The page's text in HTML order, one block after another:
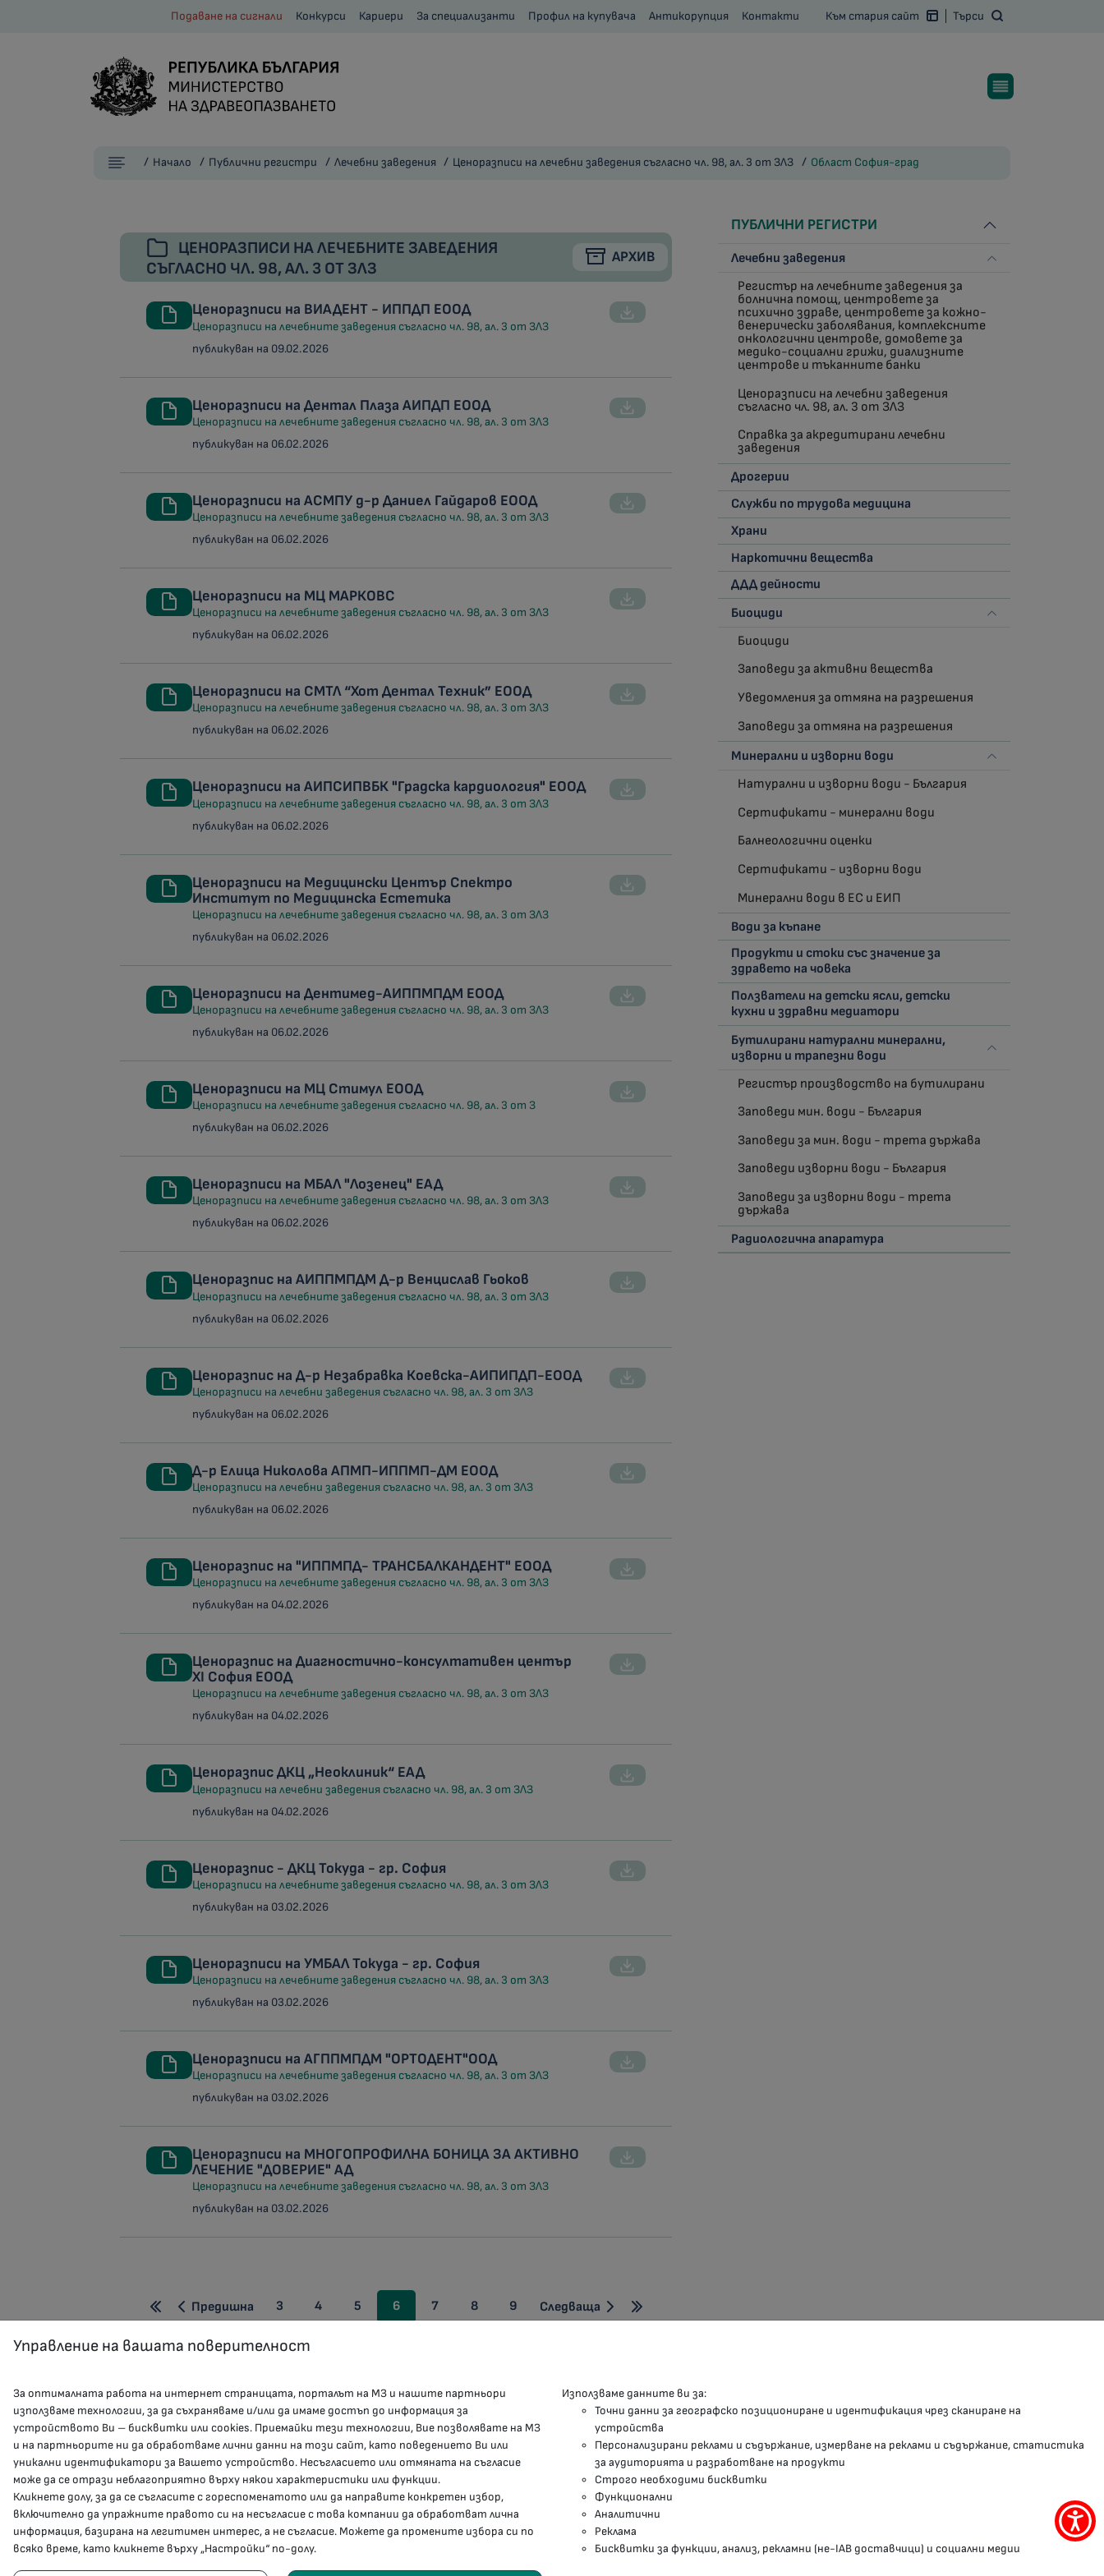
Меню
Подаване на сигнали Конкурси Кариери За специализанти Профил на купувача Антикорупция Контакти Към стария сайт Търси
Начало Публични регистри Лечебни заведения Ценоразписи на лечебни заведения съгласно чл. 98, ал. 3 от ЗЛЗ Област София-град
ЦЕНОРАЗПИСИ НА ЛЕЧЕБНИТЕ ЗАВЕДЕНИЯ
СЪГЛАСНО ЧЛ. 98, АЛ. 3 ОТ ЗЛЗ
АРХИВ
Ценоразписи на ВИАДЕНТ - ИППДП ЕООД
Ценоразписи на лечебните заведения съгласно чл. 98, ал. 3 от ЗЛЗ
публикуван на 09.02.2026
Ценоразписи на Дентал Плаза АИПДП ЕООД
Ценоразписи на лечебните заведения съгласно чл. 98, ал. 3 от ЗЛЗ
публикуван на 06.02.2026
Ценоразписи на АСМПУ д-р Даниел Гайдаров ЕООД
Ценоразписи на лечебните заведения съгласно чл. 98, ал. 3 от ЗЛЗ
публикуван на 06.02.2026
Ценоразписи на МЦ МАРКОВС
Ценоразписи на лечебните заведения съгласно чл. 98, ал. 3 от ЗЛЗ
публикуван на 06.02.2026
Ценоразписи на СМТЛ “Хот Дентал Техник” ЕООД
Ценоразписи на лечебните заведения съгласно чл. 98, ал. 3 от ЗЛЗ
публикуван на 06.02.2026
Ценоразписи на АИПСИПВБК "Градска кардиология" ЕООД
Ценоразписи на лечебните заведения съгласно чл. 98, ал. 3 от ЗЛЗ
публикуван на 06.02.2026
Ценоразписи на Медицински Център Спектро
Институт по Медицинска Естетика
Ценоразписи на лечебните заведения съгласно чл. 98, ал. 3 от ЗЛЗ
публикуван на 06.02.2026
Ценоразписи на Дентимед-АИППМПДМ ЕООД
Ценоразписи на лечебните заведения съгласно чл. 98, ал. 3 от ЗЛЗ
публикуван на 06.02.2026
Ценоразписи на МЦ Стимул ЕООД
Ценоразписи на лечебните заведения съгласно чл. 98, ал. 3 от З
публикуван на 06.02.2026
Ценоразписи на МБАЛ "Лозенец" ЕАД
Ценоразписи на лечебните заведения съгласно чл. 98, ал. 3 от ЗЛЗ
публикуван на 06.02.2026
Ценоразпис на АИППМПДМ Д-р Венцислав Гьоков
Ценоразписи на лечебните заведения съгласно чл. 98, ал. 3 от ЗЛЗ
публикуван на 06.02.2026
Ценоразпис на Д-р Незабравка Коевска-АИПИПДП-ЕООД
Ценоразписи на лечебни заведения съгласно чл. 98, ал. 3 от ЗЛЗ
публикуван на 06.02.2026
Д-р Елица Николова АПМП-ИППМП-ДМ ЕООД
Ценоразписи на лечебни заведения съгласно чл. 98, ал. 3 от ЗЛЗ
публикуван на 06.02.2026
Ценоразпис на "ИППМПД- ТРАНСБАЛКАНДЕНТ" ЕООД
Ценоразписи на лечебните заведения съгласно чл. 98, ал. 3 от ЗЛЗ
публикуван на 04.02.2026
Ценоразпис на Диагностично-консултативен център
XI София ЕООД
Ценоразписи на лечебните заведения съгласно чл. 98, ал. 3 от ЗЛЗ
публикуван на 04.02.2026
Ценоразпис ДКЦ „Неоклиник“ ЕАД
Ценоразписи на лечебни заведения съгласно чл. 98, ал. 3 от ЗЛЗ
публикуван на 04.02.2026
Ценоразпис - ДКЦ Токуда - гр. София
Ценоразписи на лечебните заведения съгласно чл. 98, ал. 3 от ЗЛЗ
публикуван на 03.02.2026
Ценоразписи на УМБАЛ Токуда - гр. София
Ценоразписи на лечебните заведения съгласно чл. 98, ал. 3 от ЗЛЗ
публикуван на 03.02.2026
Ценоразписи на АГППМПДМ "ОРТОДЕНТ"ООД
Ценоразписи на лечебните заведения съгласно чл. 98, ал. 3 от ЗЛЗ
публикуван на 03.02.2026
Ценоразписи на МНОГОПРОФИЛНА БОНИЦА ЗА АКТИВНО
ЛЕЧЕНИЕ "ДОВЕРИЕ" АД
Ценоразписи на лечебните заведения съгласно чл. 98, ал. 3 от ЗЛЗ
публикуван на 03.02.2026
Предишна 3 4 5 6 7 8 9 Следваща
ПУБЛИЧНИ РЕГИСТРИ
Лечебни заведения
Регистър на лечебните заведения за
болнична помощ, центровете за
психично здраве, центровете за кожно-
венерически заболявания, комплексните
онкологични центрове, домовете за
медико-социални грижи, диализните
центрове и тъканните банки
Ценоразписи на лечебни заведения
съгласно чл. 98, ал. 3 от ЗЛЗ
Справка за акредитирани лечебни
заведения
Дрогерии
Служби по трудова медицина
Храни
Наркотични вещества
ДДД дейности
Биоциди
Биоциди
Заповеди за активни вещества
Уведомления за отмяна на разрешения
Заповеди за отмяна на разрешения
Минерални и изворни води
Натурални и изворни води - България
Сертификати - минерални води
Балнеологични оценки
Сертификати - изворни води
Минерални води в ЕС и ЕИП
Води за къпане
Продукти и стоки със значение за
здравето на човека
Ползватели на детски ясли, детски
кухни и здравни медиатори
Бутилирани натурални минерални,
изворни и трапезни води
Регистър производство на бутилирани
Заповеди мин. води - България
Заповеди за мин. води - трета държава
Заповеди изворни води - България
Заповеди за изворни води - трета
държава
Радиологична апаратура
гр.София, 1000, пл. „Света Неделя“ №5
delovodstvo@mh.government.bg
presscenter@mh.government.bg
Instragram профил
Управление на вашата поверителност
За оптималната работа на интернет страницата, порталът на МЗ и нашите партньори
използваме технологии, за да съхраняваме и/или да имаме достъп до информация за
устройството Ви – бисквитки или cookies. Приемайки тези технологии, Вие позволявате на МЗ
и на партньорите ни да обработваме лични данни на този сайт, като поведението Ви или
уникални идентификатори за Вашето устройство. Несъгласието или отмяната на съгласие
може да се отрази неблагоприятно върху някои характеристики или функции.
Кликнете долу, за да се съгласите с гореспоменатото или да направите конкретен избор,
включително да упражните правото си на несъгласие с това компании да обработват лична
информация, базирана на легитимен интерес, а не съгласие. Можете да промените избора си по
всяко време, като кликнете върху „Настройки“ по-долу.
Използваме данните ви за:
Точни данни за географско позициониране и идентификация чрез сканиране на
устройства
Персонализирани реклами и съдържание, измерване на реклами и съдържание, статистика
за аудиторията и разработване на продукти
Строго необходими бисквитки
Функционални
Аналитични
Реклама
Бисквитки за функции, анализ, рекламни (не-IAB доставчици) и социални медии